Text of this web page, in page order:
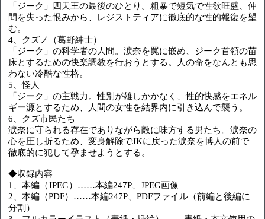
「ジーク」四天王の最後のひとり。粗暴で短気で性欲旺盛、仲
間を失った恨みから、レジストティアに徹底的な性的報復を望
む。
4、クズノ（葛野紳士）
「ジーク」の科学者の人間。涙奈を罠に嵌め、ジーク首領の苗
床とするための快楽調教を行おうとする。人の命をなんとも思
わない冷酷な性格。
5、怪人
「ジーク」の主戦力。性別が雄しかかなく、性的快感をエネル
ギー源とするため、人間の女性を結界内に引き込んで襲う。
6、クズ市民たち
涙奈に守られる存在でありながら敵に味方する男たち。涙奈の
心を圧し折るため、変身解除でJKに戻った涙奈を博人の前で
徹底的に犯して孕ませようとする。
◆収録内容
1、本編（JPEG）……本編247P、JPEG画像
2、本編（PDF）……本編247P、PDFファイル（前編と後編に
分割）